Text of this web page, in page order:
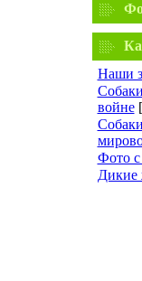
Наши
войне
Фото с
Дикие